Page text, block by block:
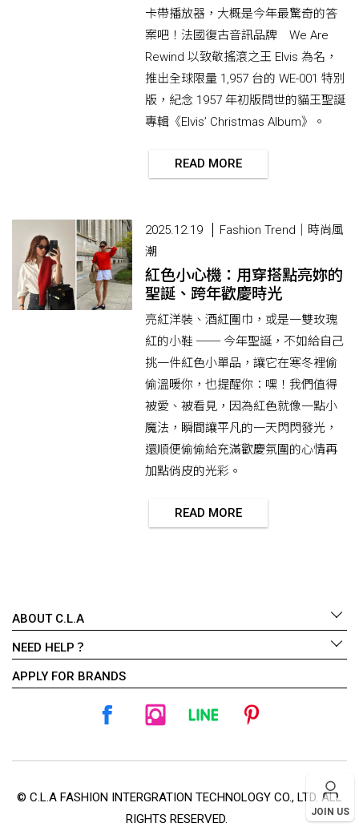
卡帶播放器，大概是今年最驚奇的答
案吧！法國復古音訊品牌 We Are
Rewind 以致敬搖滾之王 Elvis 為名，
推出全球限量 1,957 台的 WE-001 特別
版，紀念 1957 年初版問世的貓王聖誕
專輯《Elvis’ Christmas Album》。
READ MORE
2025.12.19
Fashion Trend｜時尚風
潮
紅色小心機：用穿搭點亮妳的
聖誕、跨年歡慶時光
亮紅洋裝、酒紅圍巾，或是一雙玫瑰
紅的小鞋 ── 今年聖誕，不如給自己
挑一件紅色小單品，讓它在寒冬裡偷
偷溫暖你，也提醒你：嘿！我們值得
被愛、被看見，因為紅色就像一點小
魔法，瞬間讓平凡的一天閃閃發光，
還順便偷偷給充滿歡慶氛圍的心情再
加點俏皮的光彩。
READ MORE
ABOUT C.L.A
NEED HELP？
APPLY FOR BRANDS
© C.L.A FASHION INTERGRATION TECHNOLOGY CO., LTD. ALL
RIGHTS RESERVED.
JOIN US